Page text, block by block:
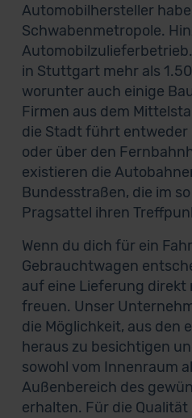
Automobilhersteller
Schwabenmetropole.
in Stuttgart mehr als
worunter auch einige
Firmen aus dem
die Stadt führt
oder über den
existieren die
Bundesstraßen, die im
Pragsattel ihren
Wenn du dich für ein
Gebrauchtwagen
auf eine Lieferung
freuen. Unser
die Möglichkeit, aus den
heraus zu besichtigen
sowohl vom Innenraum
Außenbereich des
erhalten. Für die